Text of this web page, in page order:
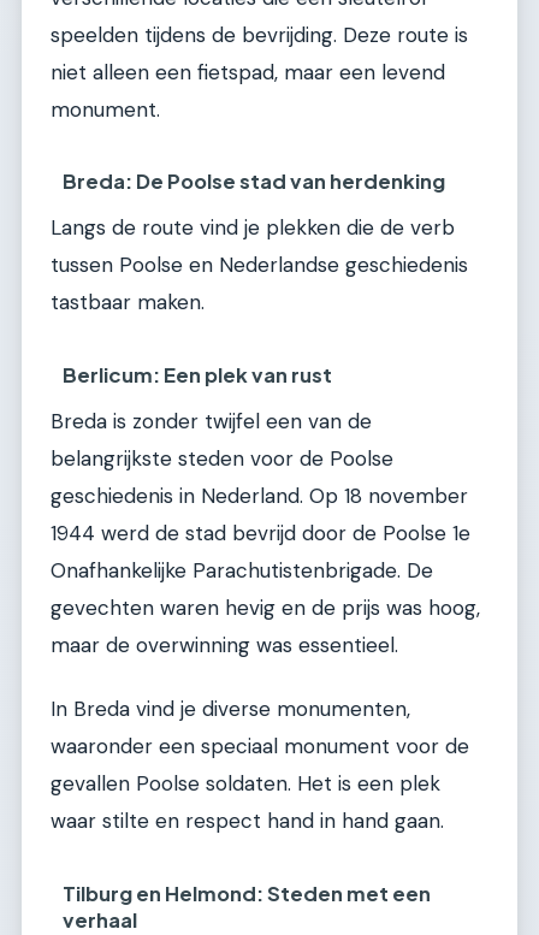
speelden tijdens de bevrijding. Deze route is
niet alleen een fietspad, maar een levend
monument.
Breda: De Poolse stad van herdenking
Langs de route vind je plekken die de verb
tussen Poolse en Nederlandse geschiedenis
tastbaar maken.
Berlicum: Een plek van rust
Breda is zonder twijfel een van de
belangrijkste steden voor de Poolse
geschiedenis in Nederland. Op 18 november
1944 werd de stad bevrijd door de Poolse 1e
Onafhankelijke Parachutistenbrigade. De
gevechten waren hevig en de prijs was hoog,
maar de overwinning was essentieel.
In Breda vind je diverse monumenten,
waaronder een speciaal monument voor de
gevallen Poolse soldaten. Het is een plek
waar stilte en respect hand in hand gaan.
Tilburg en Helmond: Steden met een
verhaal